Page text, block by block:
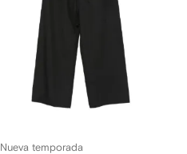
Nueva temporada